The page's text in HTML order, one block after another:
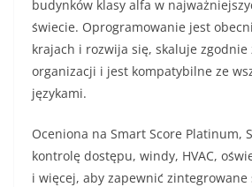
budynków klasy alfa w
świecie. Oprogramowanie jest
krajach i rozwija się, skaluje
organizacji i jest kompatybilne ze
językami.
Oceniona na Smart Score Platinum,
kontrolę dostępu, windy, HVAC,
i więcej, aby zapewnić